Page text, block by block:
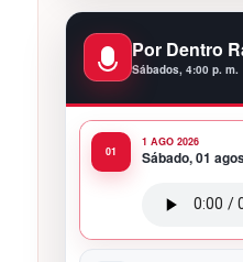
“Amor
10:34 PM
Por Dentro
Sábados, 4:00 p. m.
1 AGO 2026
Sábado, 01